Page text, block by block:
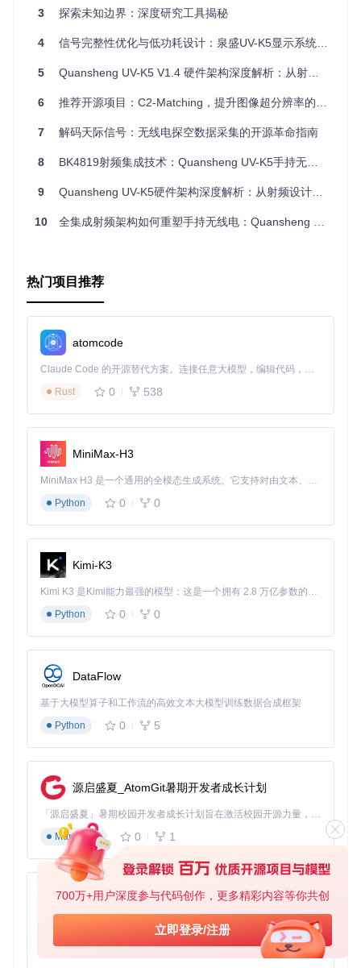
700万+用户深度参与代码创作，更多精彩内容等你共创
立即登录/注册
加入NanoVNA的世界，开启您的创新之旅，无论是在实验室
还是户外，这款工具都将成为您得力的助手。现在就获取源
码，开始您的探索吧！
cd
NanoVNA-D
自制的强大分析仪带来的乐趣！
3 探索未知边界：深度研究工具揭秘
4 信号完整性优化与低功耗设计：泉盛UV-K5显示系统的创新技术解析
5 Quansheng UV-K5 V1.4 硬件架构深度解析：从射频设计到系统集成
6 推荐开源项目：C2-Matching，提升图像超分辨率的创新实践
7 解码天际信号：无线电探空数据采集的开源革命指南
8 BK4819射频集成技术：Quansheng UV-K5手持无线电的架构突破与工程实践
9 Quansheng UV-K5硬件架构深度解析：从射频设计到系统集成的工程实践
10 全集成射频架构如何重塑手持无线电：Quansheng UV-K5的工程突破与实践验证
热门项目推荐
atomcode
Claude Code 的开源替代方案。连接任意大模型，编辑代码，运行命令，自动验证 — 全自动执行。用 Rust 构建，极致性能。 ｜ An open-source alternative to Claude Code. Connect any LLM, edit code, run commands, and verify changes — autonomously. Built in Rust for speed. Get Started
Rust
0 538
MiniMax-H3
MiniMax H3 是一个通用的全模态生成系统。它支持对由文本、图像、视频和音频组成的多模态上下文进行统一理解，并能生成分辨率高达 2K、时长可达 15 秒的带原生立体声音频的视频。得益于面向任务泛化的系统设计，H3 在预训练阶段就已具备广泛的多模态上下文理解与生成能力，能够出色地执行复杂的多模态指令。
Python
0 0
Kimi-K3
Kimi K3 是Kimi能力最强的模型：这是一个拥有 2.8 万亿参数的混合专家（MoE）模型，具备原生视觉理解能力，并支持 100 万 token 的上下文窗口。
Python
0 0
DataFlow
基于大模型算子和工作流的高效文本大模型训练数据合成框架
Python
0 5
源启盛夏_AtomGit暑期开发者成长计划
「源启盛夏」暑期校园开发者成长计划旨在激活校园开源力量，通过积分激励、认证扶持、资源倾斜等形式，引导高校组织和开发者完成「入驻 — 建项目 — 做贡献 — 获认证 — 得资源」的完整闭环。无论你是想带领社团入驻平台的组织者，还是希望用代码贡献证明自己的开发者，都能在这里找到属于你的成长路径。
Markdown
0 1
py-xiaozhi
基于Python的Xiaozhi AI，适用于想要完整Xiaozhi体验而无需拥有专用硬件的用户。
Python
0 1